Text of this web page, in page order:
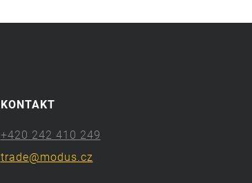
KONTAKT
+420 242 410 249
trade@modus.cz